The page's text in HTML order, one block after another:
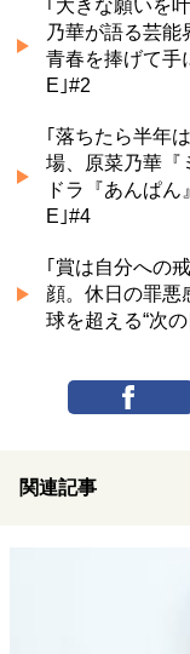
｢大きな願いを
乃華が語る芸能
青春を捧げて
E｣#2
｢落ちたら半年
場、原菜乃華『
ドラ『あんぱ
E｣#4
｢賞は自分への
顔。休日の罪悪
球を超える“次
関連記事